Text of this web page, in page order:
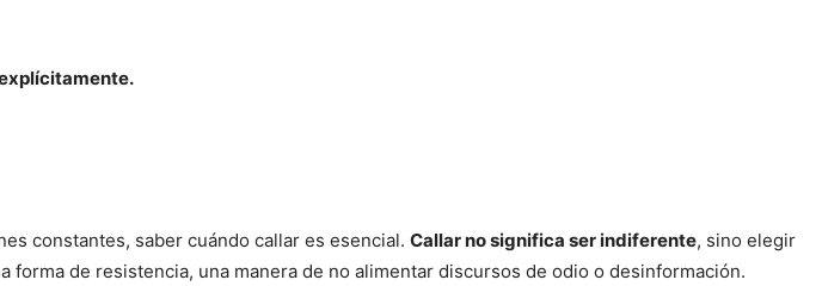
constantes, saber cuándo callar es esencial. Callar no significa ser indiferente, sino elegir
de resistencia, una manera de no alimentar discursos de odio o desinformación.